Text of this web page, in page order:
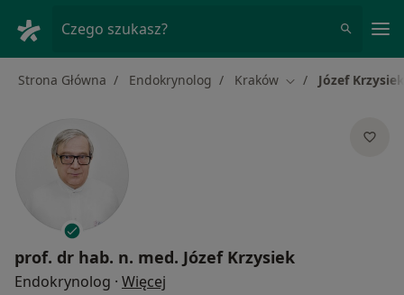
Czego szukasz?
Strona Główna Endokrynolog Kraków Zmień miasto
Józef Krzysiek
prof. dr hab. n. med. Józef Krzysiek
Endokrynolog · Więcej